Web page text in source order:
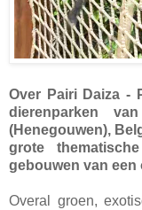
Over Pairi Daiza-
dierenparken
(Henegouwen),
grote
gebouwen van een
Overal groen,